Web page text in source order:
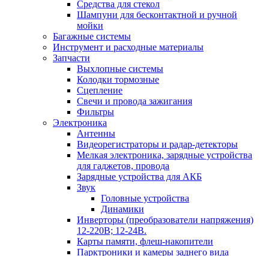
Средства для стекол
Шампуни для бесконтактной и ручной
мойки
Багажные системы
Инструмент и расходные материалы
Запчасти
Выхлопные системы
Колодки тормозные
Сцепление
Свечи и провода зажигания
Фильтры
Электроника
Антенны
Видеорегистраторы и радар-детекторы
Мелкая электроника, зарядные устройства
для гаджетов, провода
Зарядные устройства для АКБ
Звук
Головные устройства
Динамики
Инверторы (преобразователи напряжения)
12-220В; 12-24В.
Карты памяти, флеш-накопители
Парктроники и камеры заднего вида